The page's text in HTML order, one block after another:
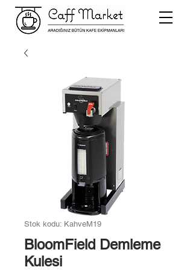
Stok kodu: KahveM19
BloomField Demleme
Kulesi